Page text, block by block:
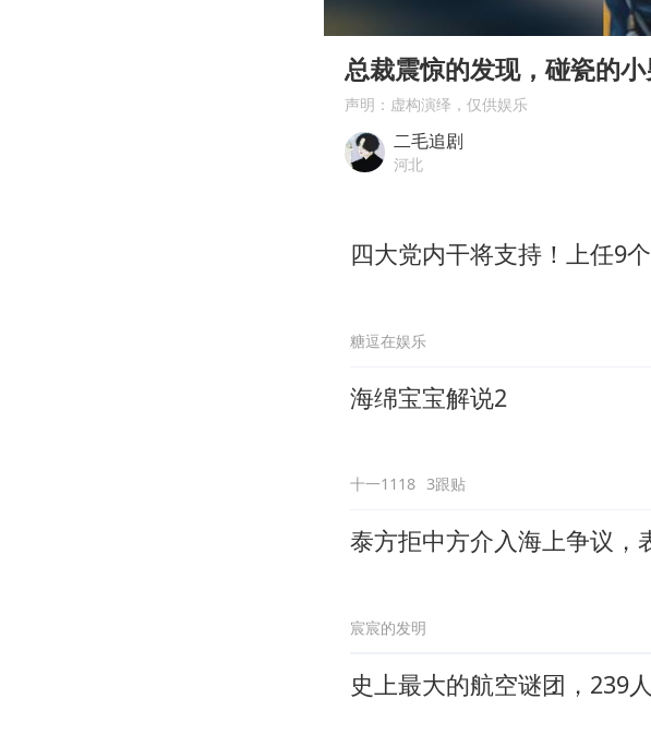
香港宏福苑火
浙江台州《告
36岁男演员成
总裁震惊的发现，碰瓷的
声明：虚构演绎，仅供娱乐
二毛追剧
河北
四大党内干将支持！上任9
糖逗在娱乐
海绵宝宝解说2
十一1118 3跟贴
泰方拒中方介入海上争议，
宸宸的发明
史上最大的航空谜团，239